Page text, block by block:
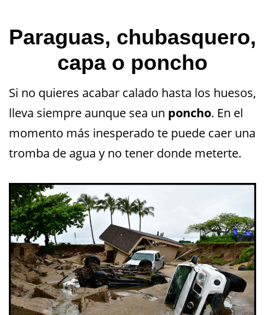
Paraguas, chubasquero,
capa o poncho
Si no quieres acabar calado hasta los huesos,
lleva siempre aunque sea un poncho. En el
momento más inesperado te puede caer una
tromba de agua y no tener donde meterte.